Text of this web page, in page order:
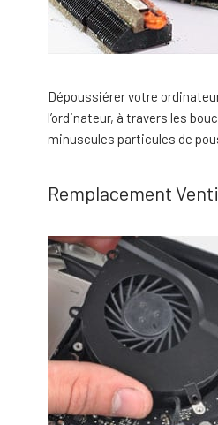
Dépoussiérer votre
l’ordinateur, à travers les
minuscules particules de
Remplacement